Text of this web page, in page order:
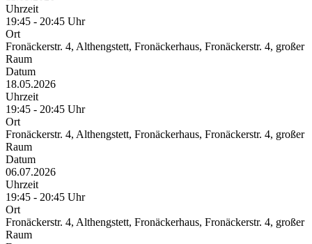
Uhrzeit
19:45 - 20:45 Uhr
Ort
Fronäckerstr. 4, Althengstett, Fronäckerhaus, Fronäckerstr. 4, großer
Raum
Datum
18.05.2026
Uhrzeit
19:45 - 20:45 Uhr
Ort
Fronäckerstr. 4, Althengstett, Fronäckerhaus, Fronäckerstr. 4, großer
Raum
Datum
06.07.2026
Uhrzeit
19:45 - 20:45 Uhr
Ort
Fronäckerstr. 4, Althengstett, Fronäckerhaus, Fronäckerstr. 4, großer
Raum